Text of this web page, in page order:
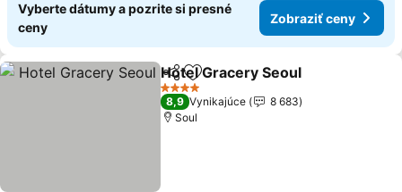
Vyberte dátumy a pozrite si presné
ceny
Zobraziť ceny
ZdieľaťPridať do obľúbených
Hotel Gracery Seoul
4 Počet hviezdičiek
8,9 Vynikajúce
8 683
Soul